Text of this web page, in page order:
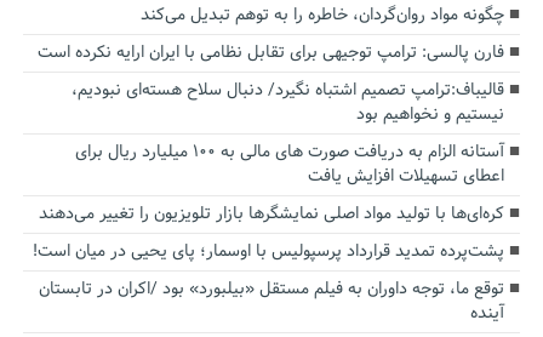
چگونه مواد روان‌گردان، خاطره را به توهم تبدیل می‌کند
فارن پالسی: ترامپ توجیهی برای تقابل نظامی با ایران ارایه نکرده است
قالیباف:ترامپ تصمیم اشتباه نگیرد/ دنبال سلاح هسته‌ای نبودیم،
نیستیم و نخواهیم بود
آستانه الزام به دریافت صورت های مالی به ۱۰۰ میلیارد ریال برای
اعطای تسهیلات افزایش یافت
کره‌ای‌ها با تولید مواد اصلی نمایشگرها بازار تلویزیون را تغییر می‌دهند
پشت‌پرده تمدید قرارداد پرسپولیس با اوسمار؛ پای یحیی در میان است!
توقع ما، توجه داوران به فیلم مستقل «بیلبورد» بود /اکران در تابستان
آینده